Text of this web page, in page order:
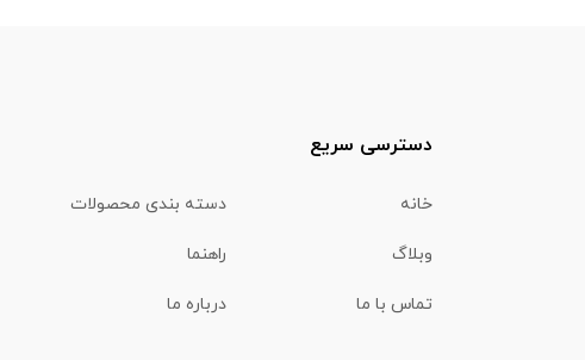
دسترسی سریع
خانه دسته بندی محصولات
وبلاگ راهنما
تماس با ما درباره ما